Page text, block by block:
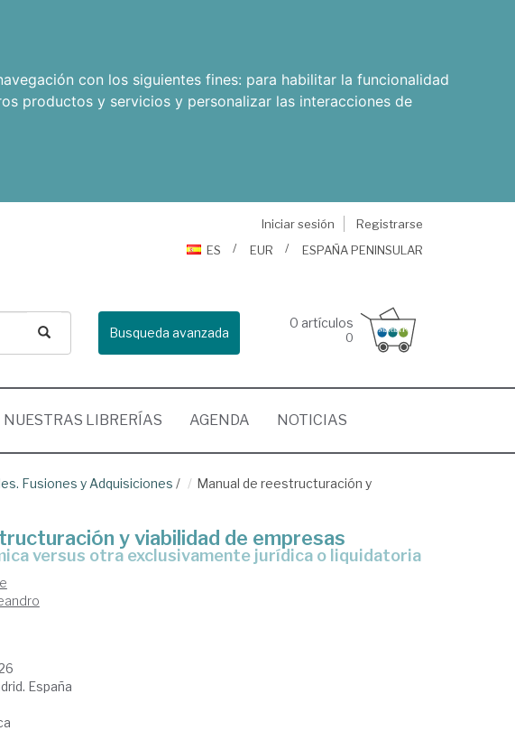
con los siguientes fines: para habilitar la funcionalidad
productos y servicios y personalizar las interacciones de
Iniciar sesión
Registrarse
ES
EUR ESPAÑA PENINSULAR
Busqueda avanzada
0 artículos
0
NUESTRAS LIBRERÍAS AGENDA NOTICIAS
Fusiones y Adquisiciones /
Manual de reestructuración y
y viabilidad de empresas
versus otra exclusivamente jurídica o liquidatoria
España